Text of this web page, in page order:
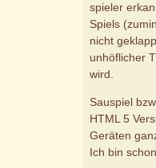
spieler
Spiels
nicht
unhöflicher
wird.
Sauspiel
HTML 5
Geräten
Ich bin